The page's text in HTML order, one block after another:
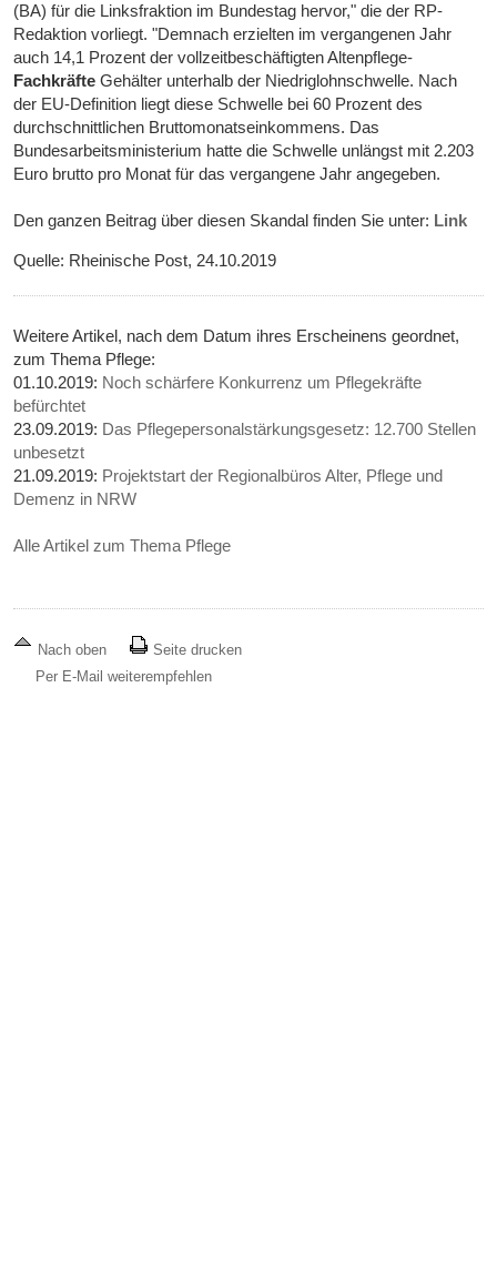
(BA) für die Linksfraktion im Bundestag hervor," die der RP-
Redaktion vorliegt. "Demnach erzielten im vergangenen Jahr
auch 14,1 Prozent der vollzeitbeschäftigten Altenpflege-
Fachkräfte Gehälter unterhalb der Niedriglohnschwelle. Nach
der EU-Definition liegt diese Schwelle bei 60 Prozent des
durchschnittlichen Bruttomonatseinkommens. Das
Bundesarbeitsministerium hatte die Schwelle unlängst mit 2.203
Euro brutto pro Monat für das vergangene Jahr angegeben.
Den ganzen Beitrag über diesen Skandal finden Sie unter: Link
Quelle: Rheinische Post, 24.10.2019
Weitere Artikel, nach dem Datum ihres Erscheinens geordnet,
zum Thema Pflege:
01.10.2019: Noch schärfere Konkurrenz um Pflegekräfte
befürchtet
23.09.2019: Das Pflegepersonalstärkungsgesetz: 12.700 Stellen
unbesetzt
21.09.2019: Projektstart der Regionalbüros Alter, Pflege und
Demenz in NRW
Alle Artikel zum Thema Pflege
Nach oben
Seite drucken
Per E-Mail weiterempfehlen